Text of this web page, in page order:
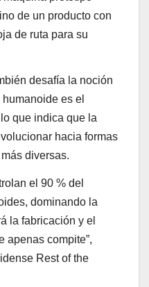
de un producto con
de ruta para su
desafía la noción
es el
que indica que la
hacia formas
diversas.
el 90 % del
dominando la
la fabricación y el
apenas compite”,
Rest of the